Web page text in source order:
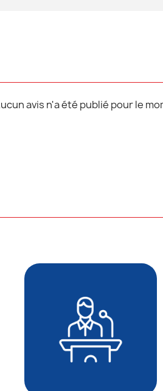
avis n'a été publié pour le